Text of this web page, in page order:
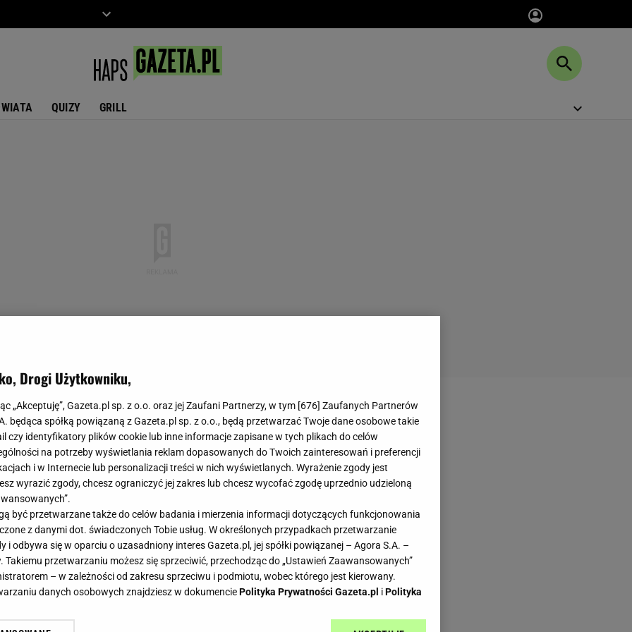
QUIZY GRILL
Drogi Użytkowniku,
„Akceptuję”, Gazeta.pl sp. z o.o. oraz jej Zaufani Partnerzy, w tym [676] Zaufanych Partnerów
będąca spółką powiązaną z Gazeta.pl sp. z o.o., będą przetwarzać Twoje dane osobowe takie
czy identyfikatory plików cookie lub inne informacje zapisane w tych plikach do celów
na potrzeby wyświetlania reklam dopasowanych do Twoich zainteresowań i preferencji
i w Internecie lub personalizacji treści w nich wyświetlanych. Wyrażenie zgody jest
wyrazić zgody, chcesz ograniczyć jej zakres lub chcesz wycofać zgodę uprzednio udzieloną
być przetwarzane także do celów badania i mierzenia informacji dotyczących funkcjonowania
z danymi dot. świadczonych Tobie usług. W określonych przypadkach przetwarzanie
i odbywa się w oparciu o uzasadniony interes Gazeta.pl, jej spółki powiązanej – Agora S.A. –
Takiemu przetwarzaniu możesz się sprzeciwić, przechodząc do „Ustawień Zaawansowanych”
– w zależności od zakresu sprzeciwu i podmiotu, wobec którego jest kierowany.
danych osobowych znajdziesz w dokumenciePolityka Prywatności Gazeta.pl iPolityka